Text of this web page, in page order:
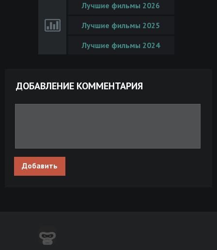
Лучшие фильмы 2026
Лучшие фильмы 2025
Лучшие фильмы 2024
ДОБАВЛЕНИЕ КОММЕНТАРИЯ
Добавить